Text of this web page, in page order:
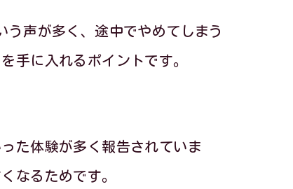
声が多く、途中でやめてしまう
手に入れるポイントです。
た体験が多く報告されていま
なるためです。